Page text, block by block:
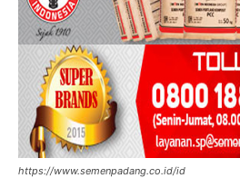
https://www.semenpadang.co.id/id